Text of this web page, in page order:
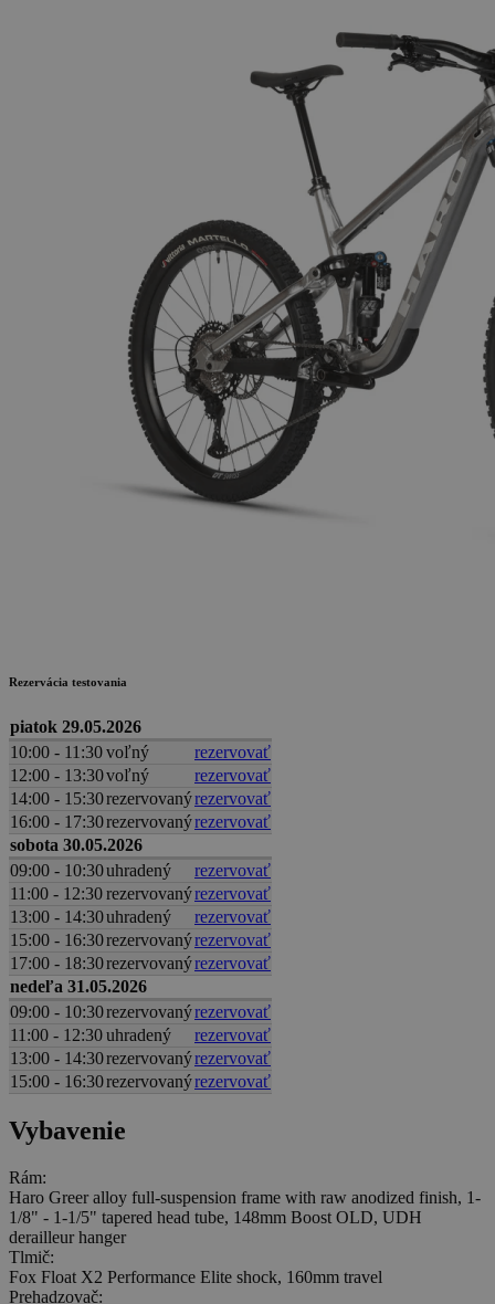
Rezervácia testovania
piatok 29.05.2026
10:00 - 11:30voľný
rezervovať
12:00 - 13:30voľný
rezervovať
14:00 - 15:30rezervovanýrezervovať
16:00 - 17:30rezervovanýrezervovať
sobota 30.05.2026
09:00 - 10:30uhradený
rezervovať
11:00 - 12:30rezervovanýrezervovať
13:00 - 14:30uhradený
rezervovať
15:00 - 16:30rezervovanýrezervovať
17:00 - 18:30rezervovanýrezervovať
nedeľa 31.05.2026
09:00 - 10:30rezervovanýrezervovať
11:00 - 12:30uhradený
rezervovať
13:00 - 14:30rezervovanýrezervovať
15:00 - 16:30rezervovanýrezervovať
Vybavenie
Rám:
Haro Greer alloy full-suspension frame with raw anodized finish, 1-
1/8" - 1-1/5" tapered head tube, 148mm Boost OLD, UDH
derailleur hanger
Tlmič:
Fox Float X2 Performance Elite shock, 160mm travel
Prehadzovač: